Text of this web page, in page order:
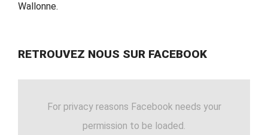
Wallonne.
RETROUVEZ NOUS SUR FACEBOOK
For privacy reasons Facebook needs your
permission to be loaded.